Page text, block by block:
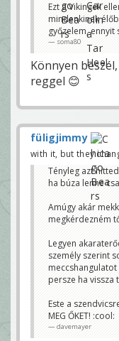
Ezt a Vikingek
mindenkinek
győzelem, ennyit
soma80
Könnyen
reggel 😊
füligjimmy
with it, but they
Tényleg azt
ha búza lenne
Amúgy akár
megkérdezném
Legyen
személy szerint
persze ha vissza
Este a
MEG ŐKET! :cool:
davemayer